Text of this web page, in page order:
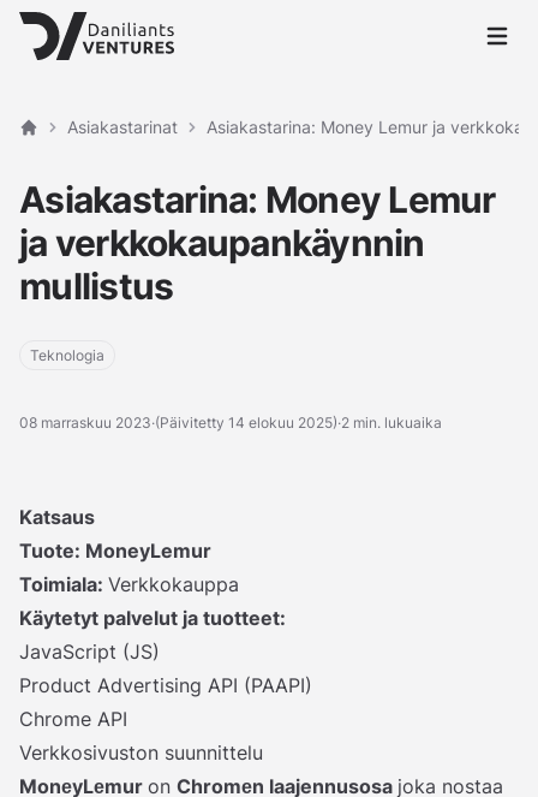
Avaa
Etusivu
Asiakastarinat Asiakastarina: Money Lemur ja
Asiakastarina: Money Lemur
ja verkkokaupankäynnin
mullistus
Teknologia
08 marraskuu 2023·(Päivitetty 14 elokuu 2025)·2 min. lukuaika
Katsaus
Tuote: MoneyLemur
Toimiala: Verkkokauppa
Käytetyt palvelut ja tuotteet:
JavaScript (JS)
Product Advertising API (PAAPI)
Chrome API
Verkkosivuston suunnittelu
MonеyLеmur on Chromеn laajennusosa joka nostaa